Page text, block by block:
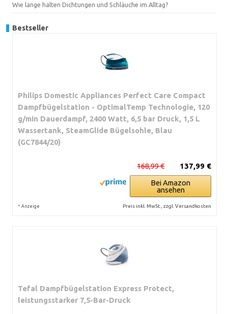
Wie lange halten Dichtungen und Schläuche im Alltag?
Bestseller
Philips Domestic Appliances Perfect Care Compact
Dampfbügelstation - OptimalTemp Technologie, 120
g/min Dauerdampf, 2400 Watt, 6,5 bar Druck, 1,5 L
Wassertank, SteamGlide Bügelsohle, Blau
(GC7844/20)
137,99 €
168,99 €
Bei Amazon
ansehen
* Anzeige Preis inkl. MwSt., zzgl. Versandkosten
Tefal Dampfbügelstation Express Protect,
leistungsstarker 7,5-Bar-Druck